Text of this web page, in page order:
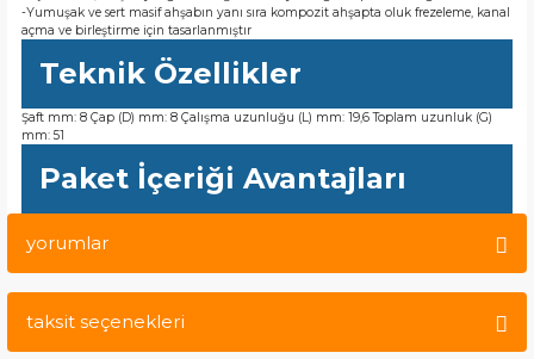
-Yumuşak ve sert masif ahşabın yanı sıra kompozit ahşapta oluk frezeleme, kanal
açma ve birleştirme için tasarlanmıştır
Teknik Özellikler
Şaft mm: 8 Çap (D) mm: 8 Çalışma uzunluğu (L) mm: 19,6 Toplam uzunluk (G)
mm: 51
Paket İçeriği Avantajları
yorumlar
taksit seçenekleri